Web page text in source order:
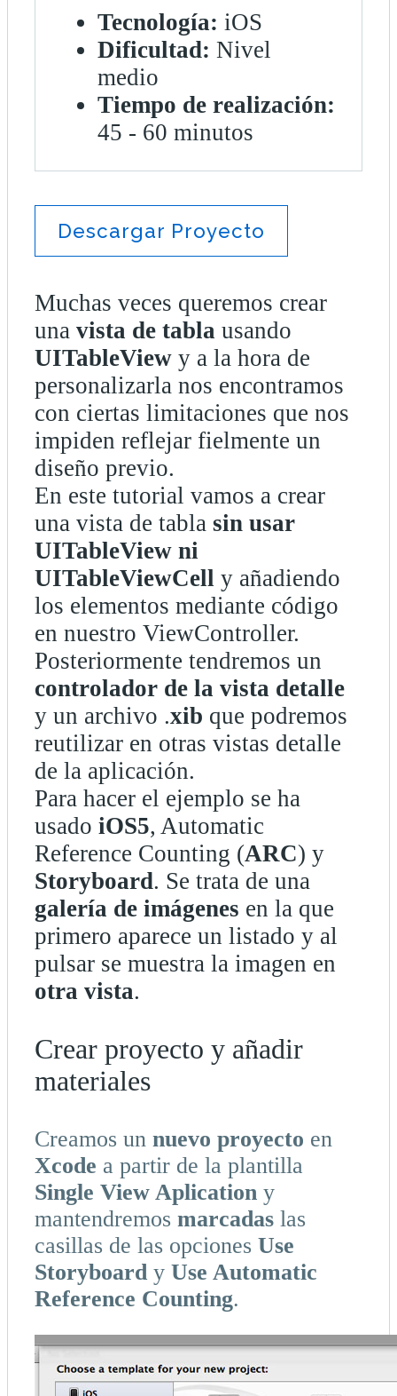
Tecnología: iOS
Dificultad: Nivel
medio
Tiempo de realización:
45 - 60 minutos
Descargar Proyecto
Muchas veces queremos crear
una vista de tabla usando
UITableView y a la hora de
personalizarla nos encontramos
con ciertas limitaciones que nos
impiden reflejar fielmente un
diseño previo.
En este tutorial vamos a crear
una vista de tabla sin usar
UITableView ni
UITableViewCell y añadiendo
los elementos mediante código
en nuestro ViewController.
Posteriormente tendremos un
controlador de la vista detalle
y un archivo .xib que podremos
reutilizar en otras vistas detalle
de la aplicación.
Para hacer el ejemplo se ha
usado iOS5, Automatic
Reference Counting (ARC) y
Storyboard. Se trata de una
galería de imágenes en la que
primero aparece un listado y al
pulsar se muestra la imagen en
otra vista.
Crear proyecto y añadir
materiales
Creamos un nuevo proyecto en
Xcode a partir de la plantilla
Single View Aplication y
mantendremos marcadas las
casillas de las opciones Use
Storyboardy Use Automatic
Reference Counting.